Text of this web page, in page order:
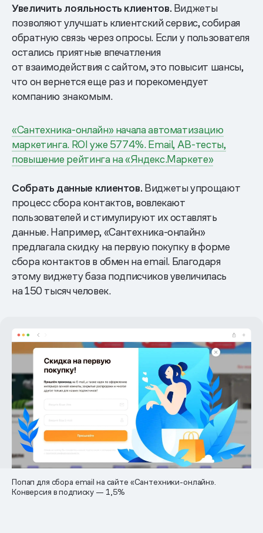
Увеличить лояльность клиентов. Виджеты
позволяют улучшать клиентский сервис, собирая
обратную связь через опросы. Если у пользователя
остались приятные впечатления
от взаимодействия с сайтом, это повысит шансы,
что он вернется еще раз и порекомендует
компанию знакомым.
«Сантехника-онлайн» начала автоматизацию
маркетинга. ROI уже 5774%. Email, AB-тесты,
повышение рейтинга на «Яндекс.Маркете»
Собрать данные клиентов. Виджеты упрощают
процесс сбора контактов, вовлекают
пользователей и стимулируют их оставлять
данные. Например, «Сантехника-онлайн»
предлагала скидку на первую покупку в форме
сбора контактов в обмен на email. Благодаря
этому виджету база подписчиков увеличилась
на 150 тысяч человек.
Попап для сбора email на сайте «Сантехники-онлайн».
Конверсия в подписку — 1,5%